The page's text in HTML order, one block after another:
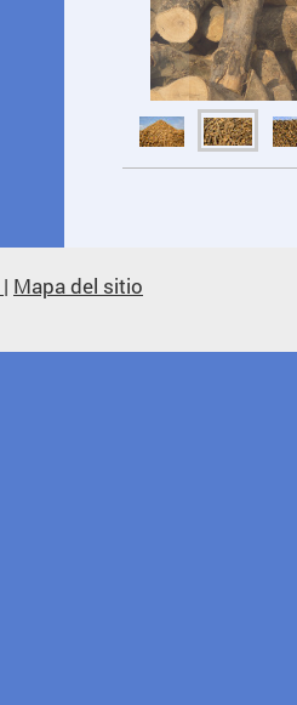
| Mapa del sitio